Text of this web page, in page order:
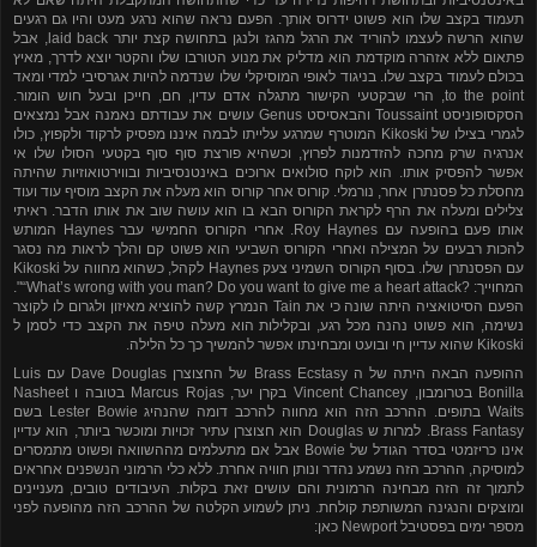
תעמוד בקצב שלו הוא פשוט ידרוס אותך. הפעם נראה שהוא נרגע מעט והיו גם רגעים
שהוא הרשה לעצמו להוריד את הרגל מהגז ולנגן בתחושה קצת יותר laid back, אבל
פתאום ללא אזהרה מוקדמת הוא מדליק את מנוע הטורבו שלו והקטר יוצא לדרך, מאיץ
בכולם לעמוד בקצב שלו. בניגוד לאופי המוסיקלי שלו שנדמה להיות אגרסיבי למדי ומאד
to the point, הרי שבקטעי הקישור מתגלה אדם עדין, חם, חייכן ובעל חוש הומור.
הסקסופוניסטToussaint והבאסיסטGenus עושים את עבודתם נאמנה אבל נמצאים
לגמרי בצילו של Kikoski המוטרף שמרגע עלייתו לבמה איננו מפסיק לרקוד ולקפוץ, כולו
אנרגיה שרק מחכה להזדמנות לפרוץ, וכשהיא פורצת סוף סוף בקטעי הסולו שלו אי
אפשר להפסיק אותו. הוא לוקח סולואים ארוכים באינטנסיביות ובווירטואוזיות שהיתה
מחסלת כל פסנתרן אחר, נורמלי. קורוס אחר קורוס הוא מעלה את הקצב מוסיף עוד ועוד
צלילים ומעלה את הרף לקראת הקורוס הבא בו הוא עושה שוב את אותו הדבר. ראיתי
אותו פעם בהופעה עם Roy Haynes. אחרי הקורוס החמישי עברHaynes
המותש
להכות רבעים על המצילה ואחרי הקורוס השביעי הוא פשוט קם והלך לראות מה נסגר
עם הפסנתרן שלו. בסוף הקורוס השמיני צעקHaynes לקהל, כשהוא מחווה על Kikoski
המחוייך:“What’s wrong with you man? Do you want to give me a heart attack?
".
הפעם הסיטואציה היתה שונה כי את Tain הנמרץ קשה להוציא מאיזון ולגרום לו לקוצר
נשימה, הוא פשוט נהנה מכל רגע, ובקלילות הוא מעלה טיפה את הקצב כדי לסמן ל
Kikoski שהוא עדיין חי ובועט ומבחינתו אפשר להמשיך כך כל הלילה.
ההופעה הבאה היתה של הBrass Ecstasy של החצוצרן Dave Douglas עם Luis
Bonilla בטרומבון, Vincent Chancey בקרן יער,Marcus Rojas בטובה וNasheet
Waitsבתופים. ההרכב הזה הוא מחווה להרכב דומה שהנהיג Lester Bowie בשם
Brass Fantasy. למרות שDouglas הוא חצוצרן עתיר זכויות ומוכשר ביותר, הוא עדיין
אינו כריזמטי בסדר הגודל של Bowie אבל אם מתעלמים מההשוואה ופשוט מתמסרים
למוסיקה, ההרכב הזה נשמע נהדר ונותן חוויה אחרת. ללא כלי הרמוני הנשפנים אחראים
לתמוך זה הזה מבחינה הרמונית והם עושים זאת בקלות. העיבודים טובים, מעניינים
ומוצקים והנגינה המשותפת קולחת. ניתן לשמוע הקלטה של ההרכב הזה מהופעה לפני
מספר ימים בפסטיבלNewport כאן: